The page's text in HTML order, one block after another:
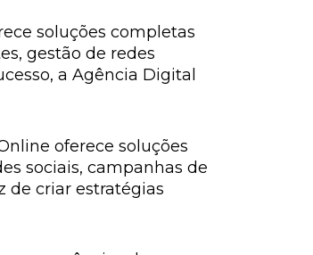
soluções completas
gestão de redes
a Agência Digital
oferece soluções
sociais, campanhas de
de criar estratégias